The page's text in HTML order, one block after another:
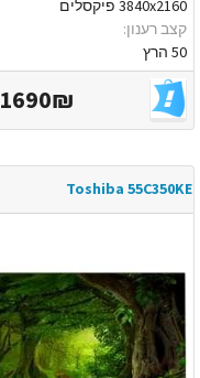
3840x2160 פיקסלים
קצב רענון:
50 הרץ
1690₪
Toshiba 55C350KE